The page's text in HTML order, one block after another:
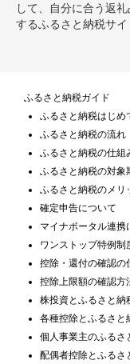
して、自分に合う返
するふるさと納税サイ
ふるさと納税ガイド
ふるさと納税はじめ
ふるさと納税の流れ
ふるさと納税の仕組
ふるさと納税の対象
ふるさと納税のメリ
確定申告について
マイナポータル連携
ワンストップ特例制
控除・還付の確認の
控除上限額の確認方
株投資とふるさと納
各種控除とふるさと
個人事業主のふるさ
配偶者控除とふるさ